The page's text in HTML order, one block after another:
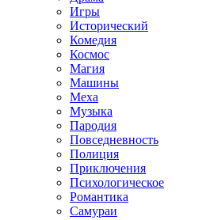
Игры
Исторический
Комедия
Космос
Магия
Машины
Меха
Музыка
Пародия
Повседневность
Полиция
Приключения
Психологическое
Романтика
Самураи